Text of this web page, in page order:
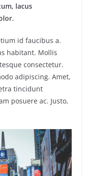
lacus
id faucibus a.
habitant. Mollis
consectetur.
adipiscing. Amet,
tincidunt
posuere ac. Justo,